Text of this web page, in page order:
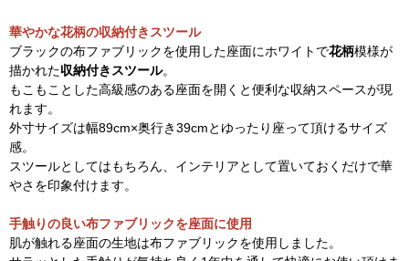
華やかな花柄の収納付きスツール
ブラックの布ファブリックを使用した座面にホワイトで花柄模様が
描かれた収納付きスツール。
もこもことした高級感のある座面を開くと便利な収納スペースが現
れます。
外寸サイズは幅89cm×奥行き39cmとゆったり座って頂けるサイズ
感。
スツールとしてはもちろん、インテリアとして置いておくだけで華
やさを印象付けます。
手触りの良い布ファブリックを座面に使用
肌が触れる座面の生地は布ファブリックを使用しました。